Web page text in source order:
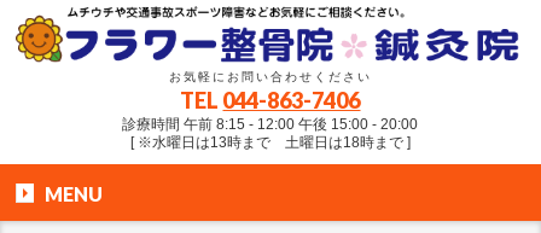
お気軽にお問い合わせください
TEL 044-863-7406
診療時間 午前 8:15 - 12:00 午後 15:00 - 20:00
[ ※水曜日は13時まで 土曜日は18時まで ]
MENU